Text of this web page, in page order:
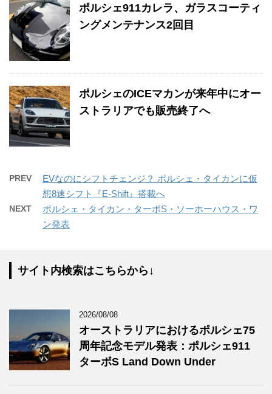
ポルシェ911カレラ、ガラスコーティ
ングメンテナンス2回目
ポルシェのICEマカンが来年中にオー
ストラリアでも販売終了へ
PREV
EVなのにシフトチェンジ？ ポルシェ・タイカンに仮
想8速シフト『E-Shift』搭載へ
NEXT
ポルシェ・タイカン・ターボS・ソーホーハウス・ワ
ン発表
サイト内検索はこちらから↓
2026/08/08
オーストラリアにおけるポルシェ75
周年記念モデル発表：ポルシェ911
ターボS Land Down Under